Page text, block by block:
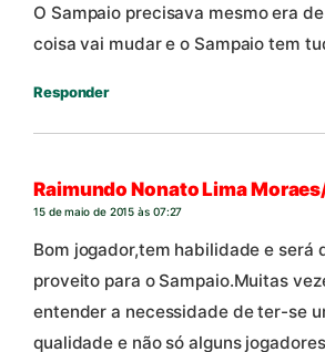
O Sampaio precisava mesmo era
coisa vai mudar e o Sampaio tem
Responder
Raimundo Nonato Lima
15 de maio de 2015 às 07:27
Bom jogador,tem habilidade e será
proveito para o Sampaio.Muitas
entender a necessidade de ter-se
qualidade e não só alguns